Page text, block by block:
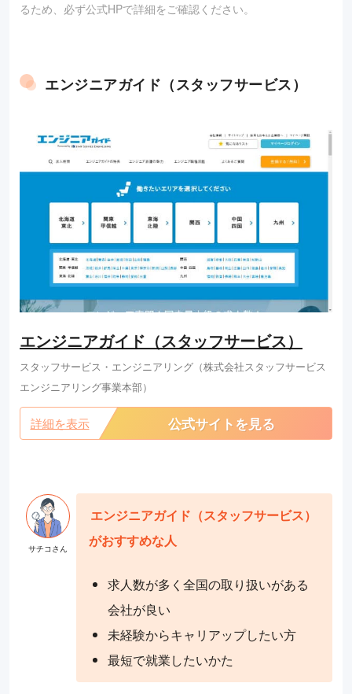
るため、必ず公式HPで詳細をご確認ください。
エンジニアガイド（スタッフサービス）
エンジニアガイド（スタッフサービス）
スタッフサービス・エンジニアリング（株式会社スタッフサービス
エンジニアリング事業本部）
詳細を表示 公式サイトを見る
エンジニアガイド（スタッフサービス）
がおすすめな人
求人数が多く全国の取り扱いがある
会社が良い
未経験からキャリアップしたい方
最短で就業したいかた